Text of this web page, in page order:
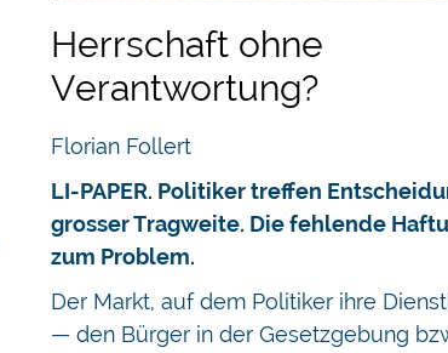
Herrschaft ohne
Verantwortung?
Florian Follert
LI-PAPER. Politiker treffen
grosser Tragweite. Die fehlende
zum Problem.
Der Markt, auf dem Politiker ihre
— den Bürger in der Gesetzgebung